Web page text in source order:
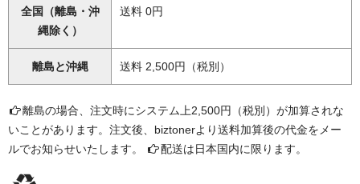
全国（離島・沖
縄除く）
送料 0円
離島と沖縄 送料 2,500円（税別）
離島の場合、注文時にシステム上2,500円（税別）が加算されな
いことがあります。注文後、biztonerより送料加算後の代金をメー
ルでお知らせいたします。
配送は日本国内に限ります。